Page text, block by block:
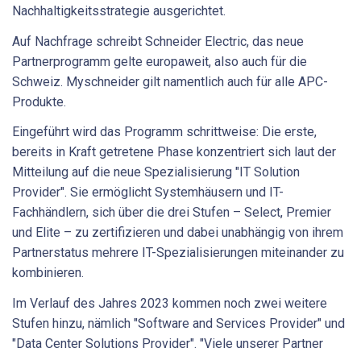
Nachhaltigkeitsstrategie ausgerichtet.
Auf Nachfrage schreibt Schneider Electric, das neue
Partnerprogramm gelte europaweit, also auch für die
Schweiz. Myschneider gilt namentlich auch für alle APC-
Produkte.
Eingeführt wird das Programm schrittweise: Die erste,
bereits in Kraft getretene Phase konzentriert sich laut der
Mitteilung auf die neue Spezialisierung "IT Solution
Provider". Sie ermöglicht Systemhäusern und IT-
Fachhändlern, sich über die drei Stufen – Select, Premier
und Elite – zu zertifizieren und dabei unabhängig von ihrem
Partnerstatus mehrere IT-Spezialisierungen miteinander zu
kombinieren.
Im Verlauf des Jahres 2023 kommen noch zwei weitere
Stufen hinzu, nämlich "Software and Services Provider" und
"Data Center Solutions Provider". "Viele unserer Partner